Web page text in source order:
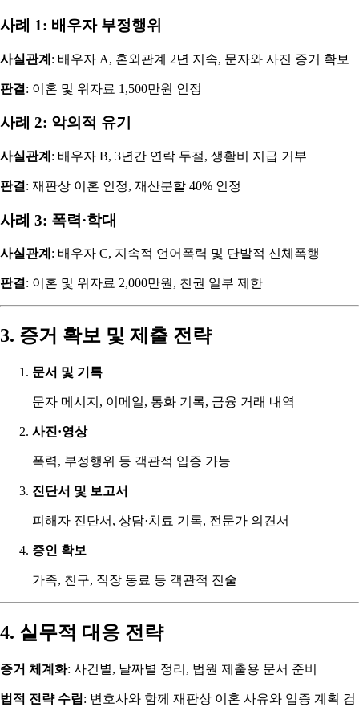
사례 1: 배우자 부정행위
사실관계 : 배우자 A, 혼외관계 2년 지속, 문자와 사진 증거 확보
판결 : 이혼 및 위자료 1,500만원 인정
사례 2: 악의적 유기
사실관계 : 배우자 B, 3년간 연락 두절, 생활비 지급 거부
판결 : 재판상 이혼 인정, 재산분할 40% 인정
사례 3: 폭력·학대
사실관계 : 배우자 C, 지속적 언어폭력 및 단발적 신체폭행
판결: 이혼 및 위자료 2,000만원, 친권 일부 제한
3. 증거 확보 및 제출 전략
문서 및 기록
문자 메시지, 이메일, 통화 기록, 금융 거래 내역
사진·영상
폭력, 부정행위 등 객관적 입증 가능
진단서 및 보고서
피해자 진단서, 상담·치료 기록, 전문가 의견서
증인 확보
가족, 친구, 직장 동료 등 객관적 진술
4. 실무적 대응 전략
증거 체계화: 사건별, 날짜별 정리, 법원 제출용 문서 준비
법적 전략 수립: 변호사와 함께 재판상 이혼 사유와 입증 계획 검